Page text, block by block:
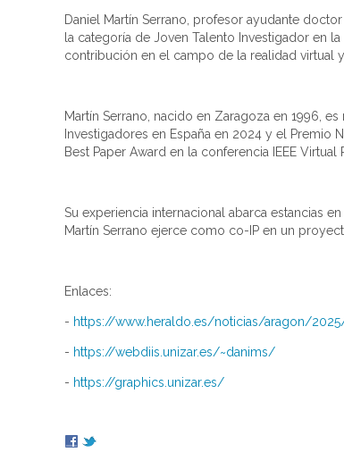
Daniel Martín Serrano, profesor ayudante
la categoría de Joven Talento Investigador en
contribución en el campo de la realidad virtual
Martín Serrano, nacido en Zaragoza en 1996,
Investigadores en España en 2024 y el
Best Paper Award en la conferencia IEEE Virtual
Su experiencia internacional abarca estancias
Martín Serrano ejerce como co-IP en un
Enlaces:
- https://www.heraldo.es/noticias/aragon/
- https://webdiis.unizar.es/~danims/
- https://graphics.unizar.es/